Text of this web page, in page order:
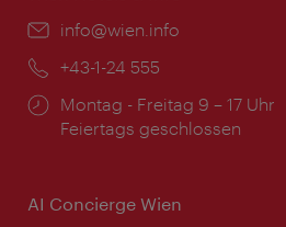
Email:
info@wien.info
Telefon:
+43-1-24 555
Öffnungszeiten:
Montag - Freitag 9 – 17 Uhr
Feiertags geschlossen
AI Concierge Wien